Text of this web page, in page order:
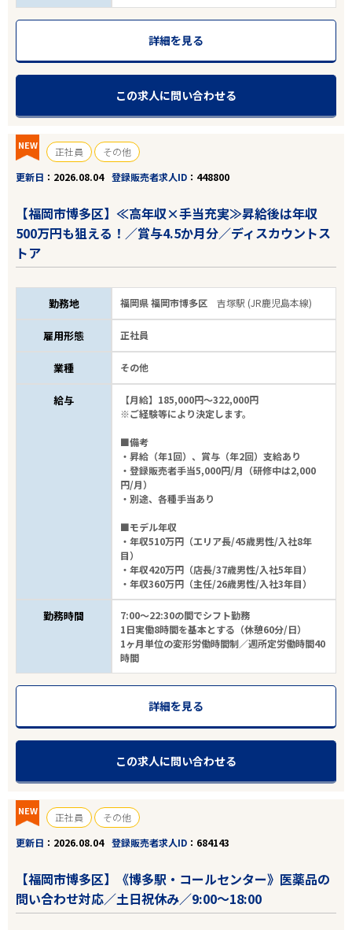
詳細を見る
この求人に問い合わせる
NEW 正社員
その他
更新日
2026.08.04 登録販売者求人ID 448800
【福岡市博多区】≪高年収×手当充実≫昇給後は年収
500万円も狙える！／賞与4.5か月分／ディスカウントス
トア
勤務地 福岡県 福岡市博多区吉塚駅 (JR鹿児島本線)
雇用形態 正社員
業種 その他
給与
【月給】185,000円～322,000円
※ご経験等により決定します。
■備考
・昇給（年1回）、賞与（年2回）支給あり
・登録販売者手当5,000円/月（研修中は2,000
円/月）
・別途、各種手当あり
■モデル年収
・年収510万円（エリア長/45歳男性/入社8年
目）
・年収420万円（店長/37歳男性/入社5年目）
・年収360万円（主任/26歳男性/入社3年目）
勤務時間
7:00～22:30の間でシフト勤務
1日実働8時間を基本とする（休憩60分/日）
1ヶ月単位の変形労働時間制／週所定労働時間40
時間
詳細を見る
この求人に問い合わせる
NEW 正社員
その他
更新日
2026.08.04 登録販売者求人ID 684143
【福岡市博多区】《博多駅・コールセンター》医薬品の
問い合わせ対応／土日祝休み／9:00～18:00